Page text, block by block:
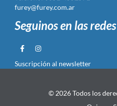
furey@furey.com.ar
Seguinos en las redes
Suscripción al newsletter
© 2026 Todos los